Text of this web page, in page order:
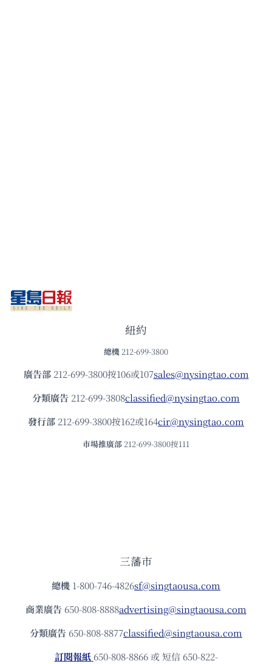
紐約
總機 212-699-3800
廣告部212-699-3800按106或107sales@nysingtao.com
分類廣告 212-699-3808classified@nysingtao.com
發⾏部 212-699-3800按162或164cir@nysingtao.com
市場推廣部 212-699-3800按111
三藩市
總機 1-800-746-4826sf@singtaousa.com
商業廣告 650-808-8888advertising@singtaousa.com
分類廣告 650-808-8877classified@singtaousa.com
訂閱報紙 650-808-8866 或 短信 650-822-